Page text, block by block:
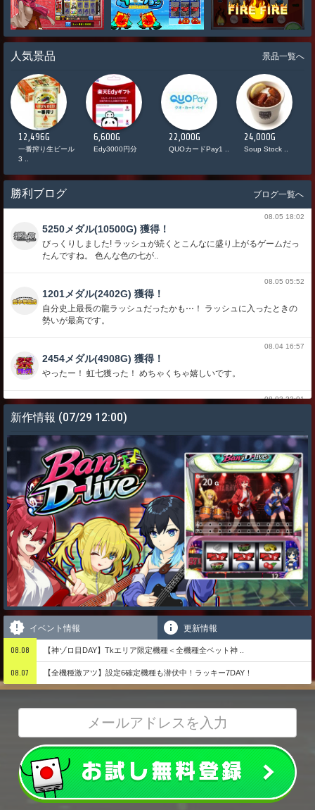
人気景品 景品一覧へ
12,496G
一番搾り生ビール
3 ..
6,600G
Edy3000円分
22,000G
QUOカードPay1 ..
24,000G
Soup Stock ..
勝利ブログ ブログ一覧へ
08.05 18:02
5250メダル(10500G) 獲得！
びっくりしました! ラッシュが続くとこんなに盛り上がるゲームだっ
たんですね。 色んな色の七が..
08.05 05:52
1201メダル(2402G) 獲得！
自分史上最長の龍ラッシュだったかも⋯！ ラッシュに入ったときの
勢いが最高です。
08.04 16:57
2454メダル(4908G) 獲得！
やったー！ 虹七獲った！ めちゃくちゃ嬉しいです。
08.03 22:01
5730メダル(11460G) 獲得！
17連荘くらいして永遠に続きそうでした こういうのがあるから深海
伝説大好きです
08.02 06:57
13873メダル(27746G) 獲得！
しーさーがひかったぁ
新作情報 (07/29 12:00)
イベント情報 更新情報
08.08 【神ゾロ目DAY】Tkエリア限定機種＜全機種全ベット神 ..
08.07 【全機種激アツ】設定6確定機種も潜伏中！ラッキー7DAY！